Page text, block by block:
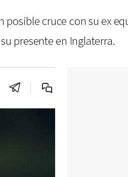
cruce con su ex
presente en Inglaterra.